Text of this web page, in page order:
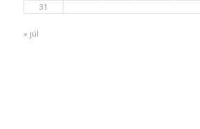
31
« júl